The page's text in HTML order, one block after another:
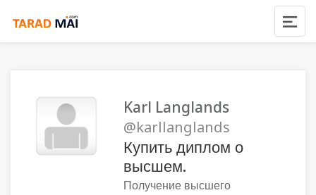
Karl Langlands
@karllanglands
Купить диплом о
высшем.
Получение высшего